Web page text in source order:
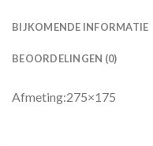
BIJKOMENDE INFORMATIE
BEOORDELINGEN (0)
Afmeting:275×175